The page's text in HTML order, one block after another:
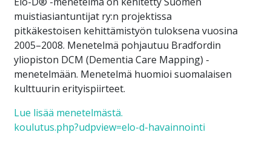
muistiasiantuntijat ry:n projektissa
pitkäkestoisen kehittämistyön tuloksena vuosina
2005–2008. Menetelmä pohjautuu Bradfordin
yliopiston DCM (Dementia Care Mapping) -
menetelmään. Menetelmä huomioi suomalaisen
kulttuurin erityispiirteet.
Lue lisää menetelmästä.
koulutus.php?udpview=elo-d-havainnointi